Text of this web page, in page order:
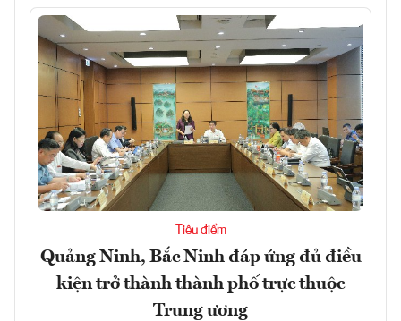
Tiêu điểm
Quảng Ninh, Bắc Ninh đáp ứng đủ điều
kiện trở thành thành phố trực thuộc
Trung ương